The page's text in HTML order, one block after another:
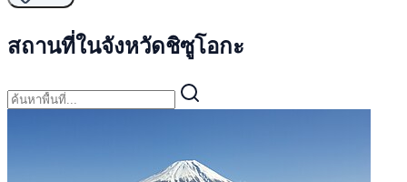
สถานที่ในจังหวัดชิซูโอกะ